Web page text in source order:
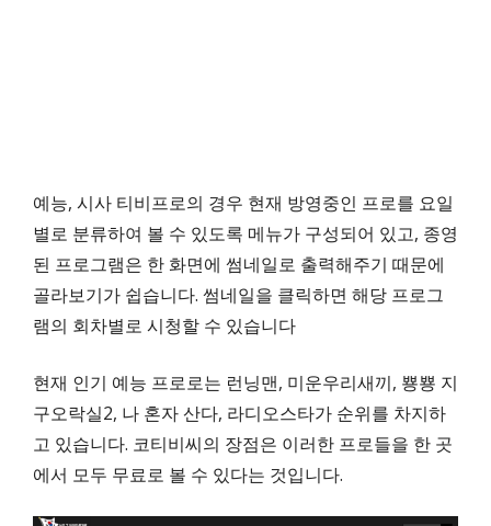
예능, 시사 티비프로의 경우 현재 방영중인 프로를 요일
별로 분류하여 볼 수 있도록 메뉴가 구성되어 있고, 종영
된 프로그램은 한 화면에 썸네일로 출력해주기 때문에
골라보기가 쉽습니다. 썸네일을 클릭하면 해당 프로그
램의 회차별로 시청할 수 있습니다
현재 인기 예능 프로로는 런닝맨, 미운우리새끼, 뿅뿅 지
구오락실2, 나 혼자 산다, 라디오스타가 순위를 차지하
고 있습니다. 코티비씨의 장점은 이러한 프로들을 한 곳
에서 모두 무료로 볼 수 있다는 것입니다.